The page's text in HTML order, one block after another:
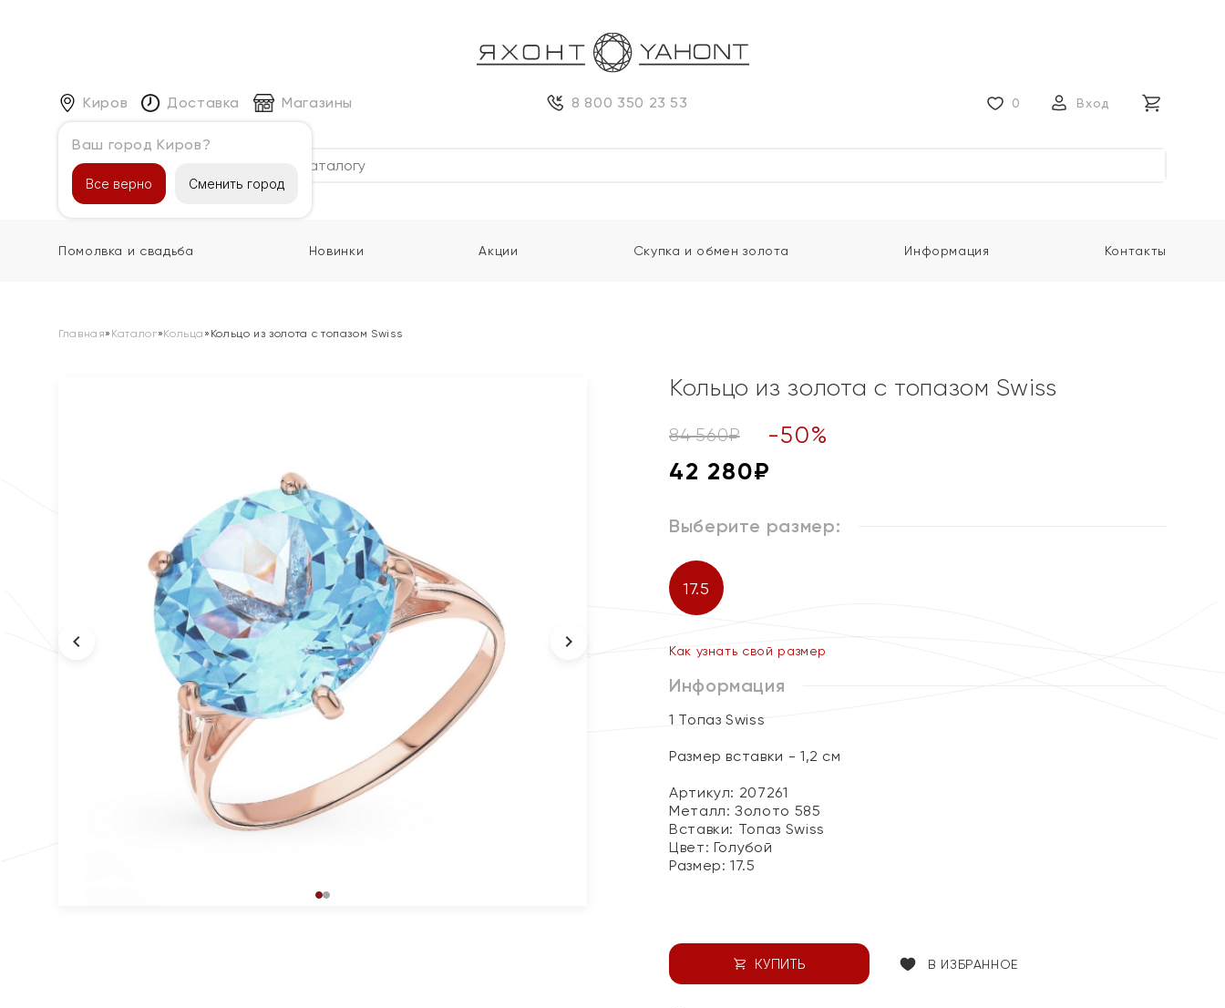
Киров
Ваш город Киров?
Все верно Сменить город
Доставка Магазины 8 800 350 23 53 0 Вход
Каталог
Помолвка и свадьба Новинки Акции Скупка и обмен золота Информация Контакты
Главная» Каталог»Кольца » Кольцо из золота с топазом Swiss
Кольцо из золота с топазом Swiss
84 560₽ -50%
42 280₽
Выберите размер:
17.5
Как узнать свой размер
Информация
1 Топаз Swiss
Размер вставки - 1,2 см
Артикул: 207261
Металл:Золото 585
Вставки: Топаз Swiss
Цвет: Голубой
Размер:17.5
КУПИТЬ В ИЗБРАННОЕ